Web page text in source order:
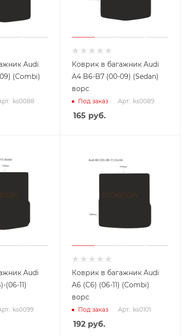
Audi
(Combi)
ks0088
Коврик в багажник Audi
A4 B6-B7 (00-09) (Sedan)
ворс
Под заказ Арт.: ks0089
165 руб.
Audi
(06-11)
ks0099
Коврик в багажник Audi
A6 (C6) (06-11) (Combi)
ворс
Под заказ Арт.: ks0101
192руб.